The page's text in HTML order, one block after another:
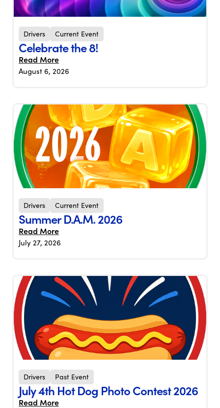
Drivers Current Event
Celebrate the 8!
Read More
August 6, 2026
Drivers Current Event
Summer D.A.M. 2026
Read More
July 27, 2026
Drivers Past Event
July 4th Hot Dog Photo Contest 2026
Read More